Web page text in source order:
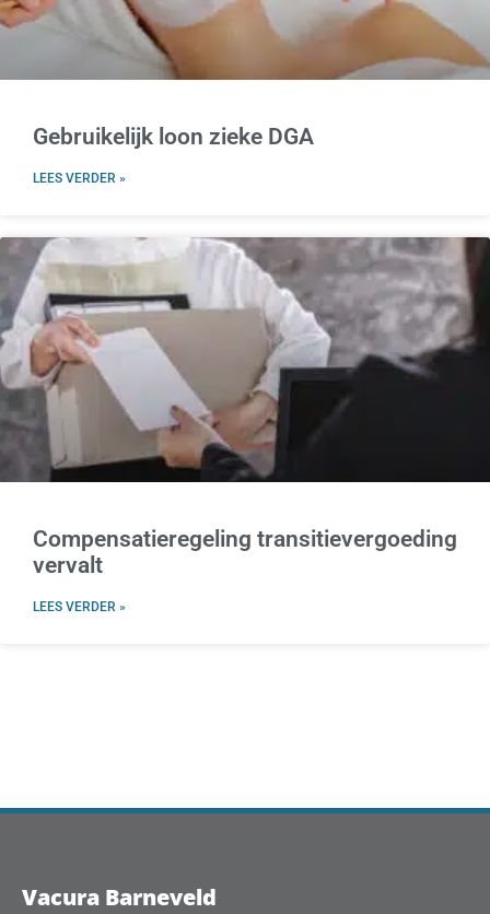
Gebruikelijk loon zieke DGA
LEES VERDER »
Compensatieregeling transitievergoeding
vervalt
LEES VERDER »
Vacura Barneveld